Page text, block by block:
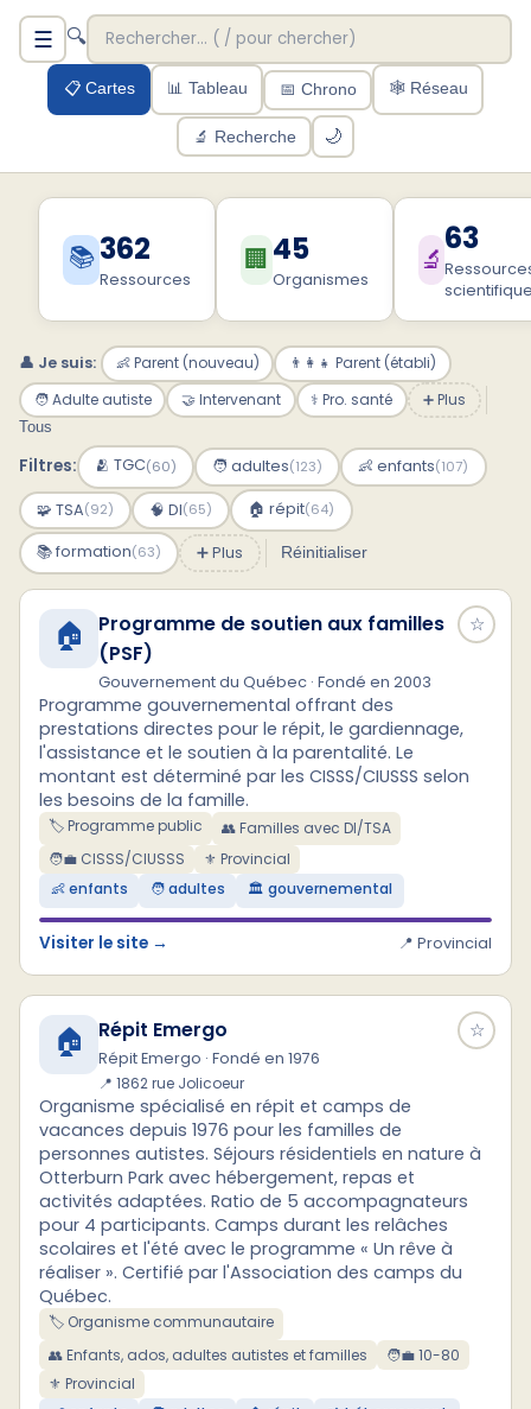
Ressources en autisme
☰ 🔍
📋 Cartes 📊 Tableau 📅 Chrono 🕸️ Réseau
🔬 Recherche 🌙
📚362
Ressources
🏢 45
Organismes
🔬
63
👤 Je suis: 👶 Parent (nouveau)
👨‍👩‍👧 Parent (établi)
🧑 Adulte autiste
🤝 Intervenant ⚕️ Pro. santé ➕ Plus
Tous
Filtres: 🫂 TGC(60) 🧑 adultes(123) 👶 enfants(107)
🧩 TSA(92) 🧠 DI(65) 🏠 répit(64)
📚 formation(63) ➕ Plus Réinitialiser
☆
🏠
Programme de soutien aux familles
(PSF)
Gouvernement du Québec · Fondé en 2003
Programme gouvernemental offrant des
prestations directes pour le répit, le gardiennage,
l'assistance et le soutien à la parentalité. Le
montant est déterminé par les CISSS/CIUSSS selon
les besoins de la famille.
🏷️ Programme public
👥 Familles avec DI/TSA
🧑‍💼 CISSS/CIUSSS
⚜ Provincial
👶 enfants
🧑 adultes 🏛️ gouvernemental
Visiter le site → 📍 Provincial
☆
🏠 Répit Emergo
Répit Emergo · Fondé en 1976
📍 1862 rue Jolicoeur
Organisme spécialisé en répit et camps de
vacances depuis 1976 pour les familles de
personnes autistes. Séjours résidentiels en nature à
Otterburn Park avec hébergement, repas et
activités adaptées. Ratio de 5 accompagnateurs
pour 4 participants. Camps durant les relâches
scolaires et l'été avec le programme « Un rêve à
réaliser ». Certifié par l'Association des camps du
Québec.
🏷️ Organisme communautaire
👥 Enfants, ados, adultes autistes et familles
🧑‍💼 10-80
⚜ Provincial